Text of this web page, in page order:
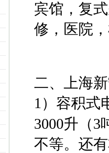
宾馆，复
修，医院
二、上海
1）容积式
3000升（3
不等。还